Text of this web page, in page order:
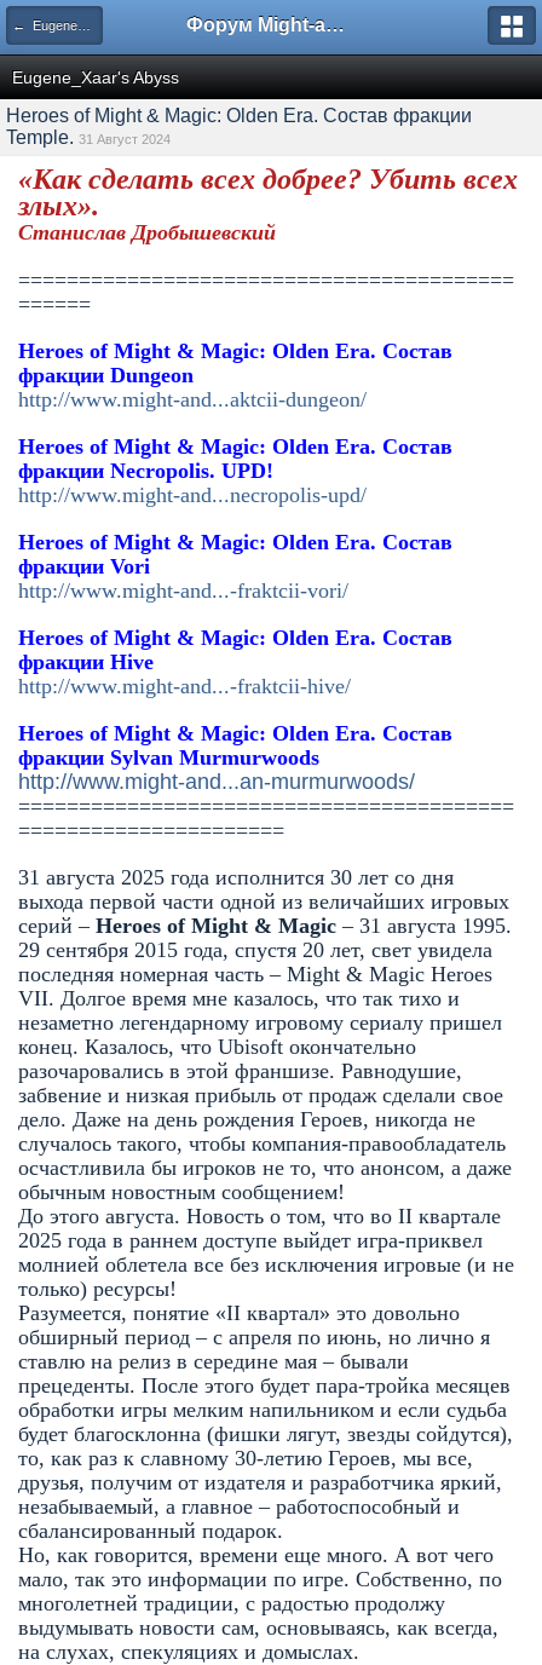
← Eugene_Xaar's Abyss Форум Might-and-Magic.ru
Eugene_Xaar's Abyss
Heroes of Might & Magic: Olden Era. Состав фракции
Temple. 31 Август 2024
«Как сделать всех добрее? Убить всех
злых».
Станислав Дробышевский
=========================================
======
Heroes of Might & Magic: Olden Era. Состав
фракции Dungeon
http://www.might-and...aktcii-dungeon/
Heroes of Might & Magic: Olden Era. Состав
фракции Necropolis. UPD!
http://www.might-and...necropolis-upd/
Heroes of Might & Magic: Olden Era. Состав
фракции Vori
http://www.might-and...-fraktcii-vori/
Heroes of Might & Magic: Olden Era. Состав
фракции Hive
http://www.might-and...-fraktcii-hive/
Heroes of Might & Magic: Olden Era. Состав
фракции Sylvan Murmurwoods
http://www.might-and...an-murmurwoods/
=========================================
======================
31 августа 2025 года исполнится 30 лет со дня
выхода первой части одной из величайших игровых
серий – Heroes of Might & Magic – 31 августа 1995.
29 сентября 2015 года, спустя 20 лет, свет увидела
последняя номерная часть – Might & Magic Heroes
VII. Долгое время мне казалось, что так тихо и
незаметно легендарному игровому сериалу пришел
конец. Казалось, что Ubisoft окончательно
разочаровались в этой франшизе. Равнодушие,
забвение и низкая прибыль от продаж сделали свое
дело. Даже на день рождения Героев, никогда не
случалось такого, чтобы компания-правообладатель
осчастливила бы игроков не то, что анонсом, а даже
обычным новостным сообщением!
До этого августа. Новость о том, что во II квартале
2025 года в раннем доступе выйдет игра-приквел
молнией облетела все без исключения игровые (и не
только) ресурсы!
Разумеется, понятие «II квартал» это довольно
обширный период – с апреля по июнь, но лично я
ставлю на релиз в середине мая – бывали
прецеденты. После этого будет пара-тройка месяцев
обработки игры мелким напильником и если судьба
будет благосклонна (фишки лягут, звезды сойдутся),
то, как раз к славному 30-летию Героев, мы все,
друзья, получим от издателя и разработчика яркий,
незабываемый, а главное – работоспособный и
сбалансированный подарок.
Но, как говорится, времени еще много. А вот чего
мало, так это информации по игре. Собственно, по
многолетней традиции, с радостью продолжу
выдумывать новости сам, основываясь, как всегда,
на слухах, спекуляциях и домыслах.